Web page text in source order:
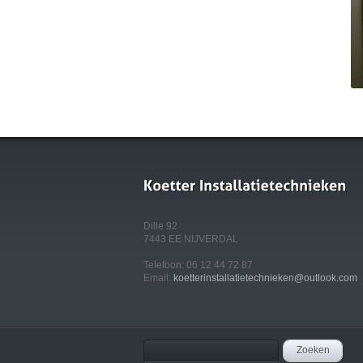
Dille 92
7443 EE NIJVERDAL
Telefoon: 06 12 44 72 87
Email: koetterinstallatietechnieken@outlook.com